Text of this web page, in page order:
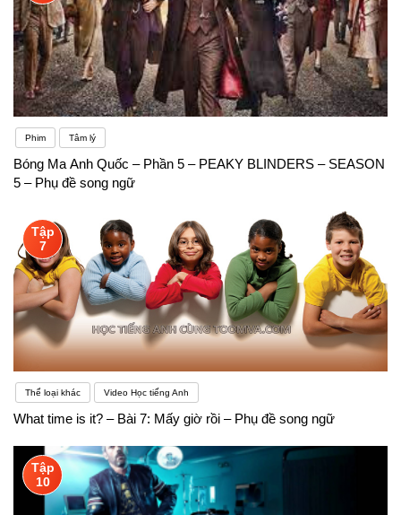
Phim Tâm lý
Bóng Ma Anh Quốc – Phần 5 – PEAKY BLINDERS – SEASON
5 – Phụ đề song ngữ
Tập
7
Thể loại khác Video Học tiếng Anh
What time is it? – Bài 7: Mấy giờ rồi – Phụ đề song ngữ
Tập
10